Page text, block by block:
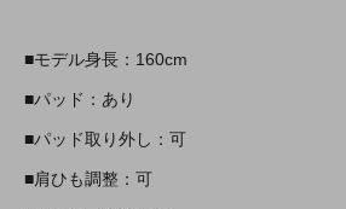
■モデル身長：160cm
■パッド：あり
■パッド取り外し：可
■肩ひも調整：可